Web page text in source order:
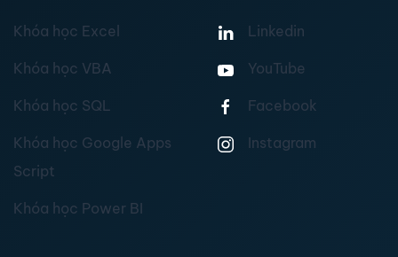
Khóa học Excel
Khóa học VBA
Khóa học SQL
Khóa học Google Apps
Script
Khóa học Power BI
Linkedin
YouTube
Facebook
Instagram